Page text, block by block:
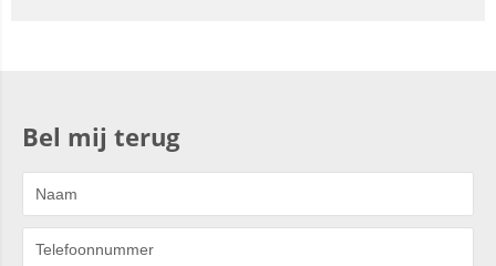
Bel mij terug